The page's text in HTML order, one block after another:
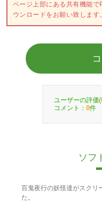
ページ上部にある共有機能
ウンロードをお願い致します
ユーザーの評価(
コメント： 0件
ソフ
百鬼夜行の妖怪達がスクリ
た。